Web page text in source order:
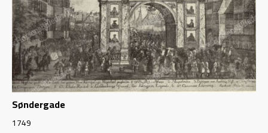
Søndergade
1749